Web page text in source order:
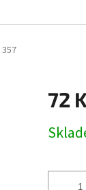
357
72
cena: